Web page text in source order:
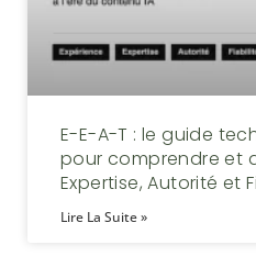
E-E-A-T : le guide
pour comprendre et
Expertise, Autorité et
Lire La Suite »